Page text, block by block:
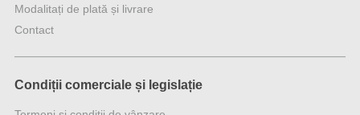
Modalitați de plată și livrare
Contact
Condiții comerciale și legislație